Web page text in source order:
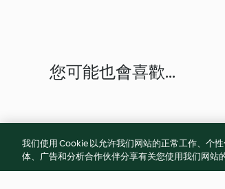
您可能也會喜歡...
我们使用 Cookie 以允许我们网站的正常工作、个
体、广告和分析合作伙伴分享有关您使用我们网站